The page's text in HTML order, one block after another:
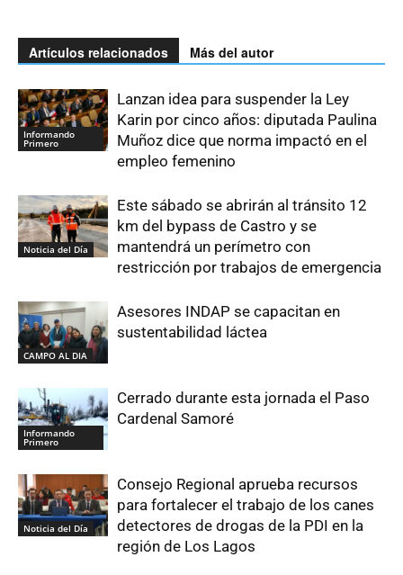
Artículos relacionados Más del autor
Informando
Primero
Lanzan idea para suspender la Ley
Karin por cinco años: diputada Paulina
Muñoz dice que norma impactó en el
empleo femenino
Noticia del Día
Este sábado se abrirán al tránsito 12
km del bypass de Castro y se
mantendrá un perímetro con
restricción por trabajos de emergencia
CAMPO AL DIA
Asesores INDAP se capacitan en
sustentabilidad láctea
Informando
Primero
Cerrado durante esta jornada el Paso
Cardenal Samoré
Noticia del Día
Consejo Regional aprueba recursos
para fortalecer el trabajo de los canes
detectores de drogas de la PDI en la
región de Los Lagos